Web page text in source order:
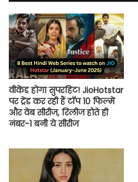
वीकेंड होगा सुपरहिट! JioHotstar
पर ट्रेंड कर रही हैं टॉप 10 फिल्में
और वेब सीरीज, रिलीज होते ही
नंबर-1 बनी ये सीरीज